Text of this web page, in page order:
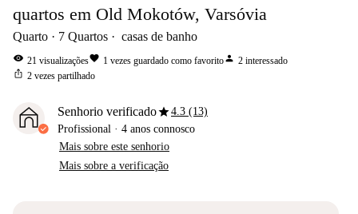
quartos em Old Mokotów, Varsóvia
Quarto 7 Quartos casas de banho
visibility 21 visualizaçõesfavorite 1 vezes guardado como favoritoperson 2 interessado
ios_share 2 vezes partilhado
Senhorio verificadostar4.3 (13)
Profissional · 4 anos connosco
Mais sobre este senhorio
Mais sobre a verificação